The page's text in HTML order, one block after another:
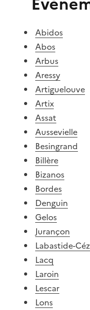
Abidos
Abos
Arbus
Aressy
Artiguelouve
Artix
Assat
Aussevielle
Besingrand
Billère
Bizanos
Bordes
Denguin
Gelos
Jurançon
Labastide-
Lacq
Laroin
Lescar
Lons